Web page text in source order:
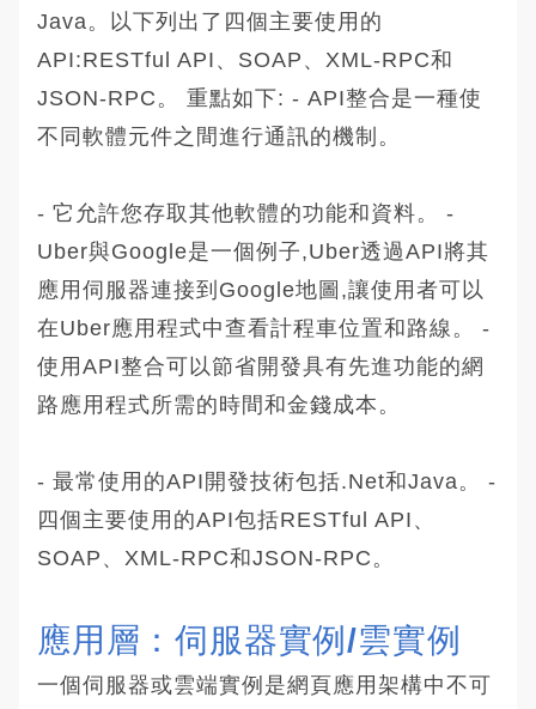
Java。以下列出了四個主要使用的
API:RESTful API、SOAP、XML-RPC和
JSON-RPC。 重點如下: - API整合是一種使
不同軟體元件之間進行通訊的機制。
- 它允許您存取其他軟體的功能和資料。 -
Uber與Google是一個例子,Uber透過API將其
應用伺服器連接到Google地圖,讓使用者可以
在Uber應用程式中查看計程車位置和路線。 -
使用API整合可以節省開發具有先進功能的網
路應用程式所需的時間和金錢成本。
- 最常使用的API開發技術包括.Net和Java。 -
四個主要使用的API包括RESTful API、
SOAP、XML-RPC和JSON-RPC。
應用層：伺服器實例/雲實例
一個伺服器或雲端實例是網頁應用架構中不可